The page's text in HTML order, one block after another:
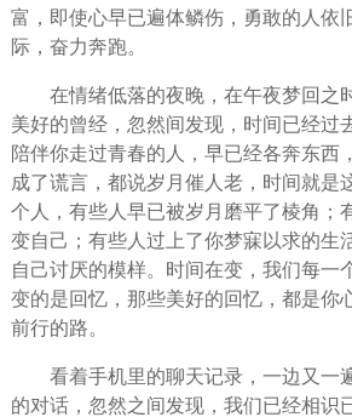
富 ，即使心早已遍体鳞伤，勇敢的人依
际，奋力奔跑。
在情绪低落的夜晚，在午夜梦回之
美好的曾经，忽然间发现， 时间已经过
陪伴你走过青春的人，早已经各奔东西
成了谎言，都说岁月 催人老，时间就是
个人
，有些人早已被岁月磨平了棱角；
变自己；有些人过上了你梦寐以求的生
自己讨厌的模样。时间在变，我们每一
变的是回忆，那些美好的回忆，都是你
前行的路。
看着手机里的聊天记录，一边又一
的对话，忽然之间发现，我们已经相识